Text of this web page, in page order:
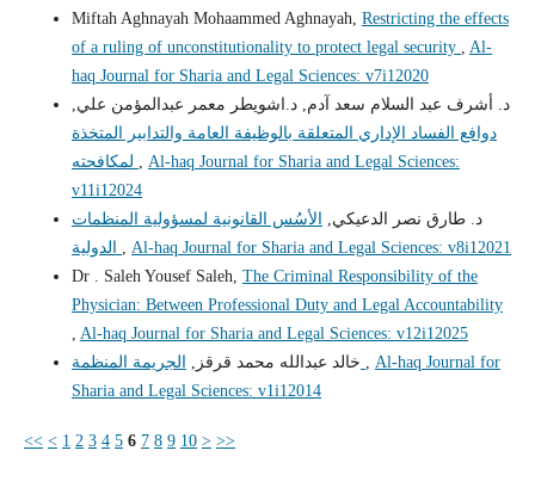
Miftah Aghnayah Mohaammed Aghnayah, Restricting the effects
of a ruling of unconstitutionality to protect legal security
Al-
haq Journal for Sharia and Legal Sciences: v7i12020
د. أشرف عبد السلام سعد آدم, د.اشويطر معمر عبدالمؤمن علي,
دوافع الفساد الإداري المتعلقة بالوظيفة العامة والتدابير المتخذة
Al-haq Journal for Sharia and Legal Sciences:
v11i12024
د. طارق نصر الدعيكي,
الأسُس القانونية لمسؤولية المنظمات
Al-haq Journal for Sharia and Legal Sciences: v8i12021
Dr . Saleh Yousef Saleh, The Criminal Responsibility of the
Physician: Between Professional Duty and Legal Accountability
Al-haq Journal for Sharia and Legal Sciences: v12i12025
خالد عبدالله محمد قرقز,
Al-haq Journal for
Sharia and Legal Sciences: v1i12014
<< < 1 2 3 4 5 6 7 8 9 10 > >>